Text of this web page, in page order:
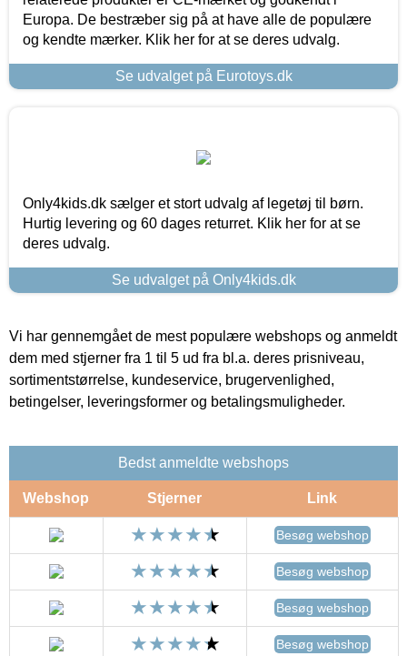
Europa. De bestræber sig på at have alle de populære
og kendte mærker. Klik her for at se deres udvalg.
Se udvalget på Eurotoys.dk
Only4kids.dk sælger et stort udvalg af legetøj til børn.
Hurtig levering og 60 dages returret. Klik her for at se
deres udvalg.
Se udvalget på Only4kids.dk
Vi har gennemgået de mest populære webshops og anmeldt
dem med stjerner fra 1 til 5 ud fra bl.a. deres prisniveau,
sortimentstørrelse, kundeservice, brugervenlighed,
betingelser, leveringsformer og betalingsmuligheder.
Bedst anmeldte webshops
Webshop Stjerner Link
Besøg webshop
Besøg webshop
Besøg webshop
Besøg webshop